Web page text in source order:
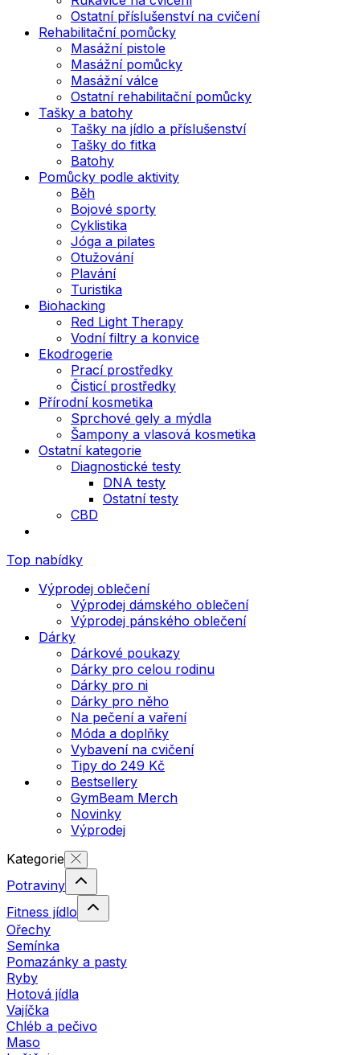
Ostatní příslušenství na cvičení
Rehabilitační pomůcky
Masážní pistole
Masážní pomůcky
Masážní válce
Ostatní rehabilitační pomůcky
Tašky a batohy
Tašky na jídlo a příslušenství
Tašky do fitka
Batohy
Pomůcky podle aktivity
Běh
Bojové sporty
Cyklistika
Jóga a pilates
Otužování
Plavání
Turistika
Biohacking
Red Light Therapy
Vodní filtry a konvice
Ekodrogerie
Prací prostředky
Čisticí prostředky
Přírodní kosmetika
Sprchové gely a mýdla
Šampony a vlasová kosmetika
Ostatní kategorie
Diagnostické testy
DNA testy
Ostatní testy
CBD
Top nabídky
Výprodej oblečení
Výprodej dámského oblečení
Výprodej pánského oblečení
Dárky
Dárkové poukazy
Dárky pro celou rodinu
Dárky pro ni
Dárky pro něho
Na pečení a vaření
Móda a doplňky
Vybavení na cvičení
Tipy do 249 Kč
Bestsellery
GymBeam Merch
Novinky
Výprodej
Kategorie
Potraviny
Fitness jídlo
Ořechy
Semínka
Pomazánky a pasty
Ryby
Hotová jídla
Vajíčka
Chléb a pečivo
Maso